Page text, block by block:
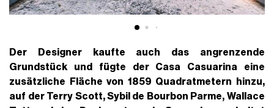
Der Designer kaufte auch das angrenzende
Grundstück und fügte der Casa Casuarina eine
zusätzliche Fläche von 1859 Quadratmetern hinzu,
auf der Terry Scott, Sybil de Bourbon Parme, Wallace